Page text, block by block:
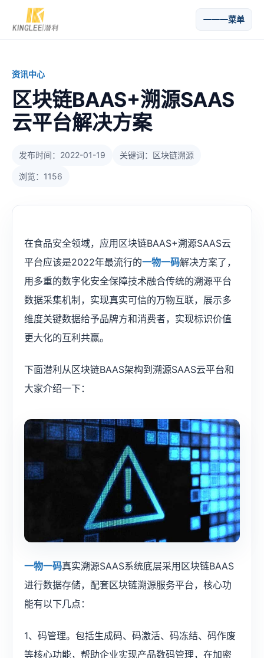
菜单
资讯中心
区块链BAAS+溯源SAAS
云平台解决方案
发布时间：2022-01-19 关键词：区块链溯源
浏览：1156
在食品安全领域，应用区块链BAAS+溯源SAAS云
平台应该是2022年最流行的一物一码解决方案了，
用多重的数字化安全保障技术融合传统的溯源平台
数据采集机制，实现真实可信的万物互联，展示多
维度关键数据给予品牌方和消费者，实现标识价值
更大化的互利共赢。
下面潜利从区块链BAAS架构到溯源SAAS云平台和
大家介绍一下：
一物一码真实溯源SAAS系统底层采用区块链BAAS
进行数据存储，配套区块链溯源服务平台，核心功
能有以下几点：
1、码管理。包括生成码、码激活、码冻结、码作废
等核心功能，帮助企业实现产品数码管理，在加密